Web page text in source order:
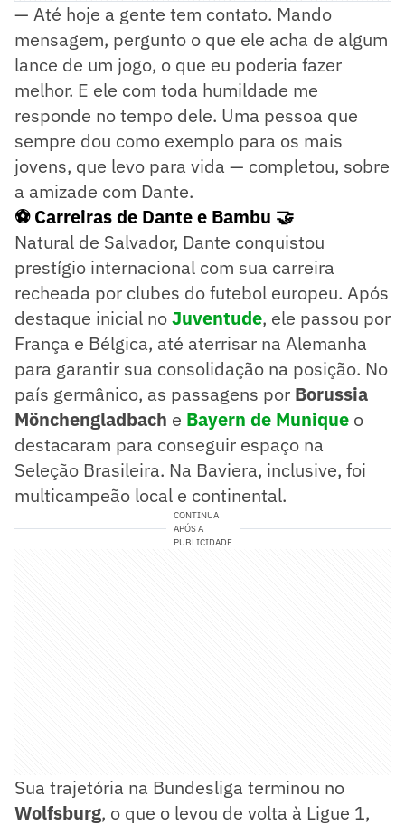
— Até hoje a gente tem contato. Mando
mensagem, pergunto o que ele acha de algum
lance de um jogo, o que eu poderia fazer
melhor. E ele com toda humildade me
responde no tempo dele. Uma pessoa que
sempre dou como exemplo para os mais
jovens, que levo para vida — completou, sobre
a amizade com Dante.
⚽ Carreiras de Dante e Bambu 🤝
Natural de Salvador, Dante conquistou
prestígio internacional com sua carreira
recheada por clubes do futebol europeu. Após
destaque inicial noJuventude, ele passou por
França e Bélgica, até aterrisar na Alemanha
para garantir sua consolidação na posição. No
país germânico, as passagens por Borussia
Mönchengladbach e Bayern de Munique o
destacaram para conseguir espaço na
Seleção Brasileira. Na Baviera, inclusive, foi
multicampeão local e continental.
CONTINUA
APÓS A
PUBLICIDADE
Sua trajetória na Bundesliga terminou no
Wolfsburg, o que o levou de volta à Ligue 1,